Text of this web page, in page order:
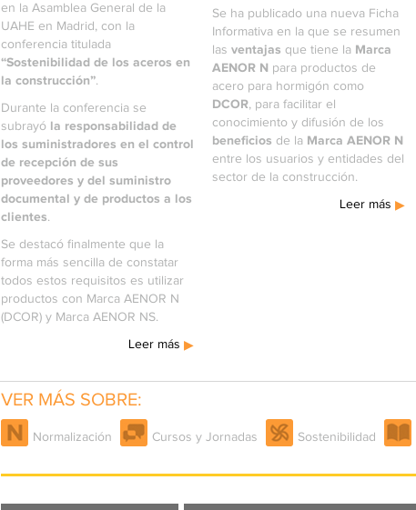
en la Asamblea General de la
UAHE en Madrid, con la
conferencia titulada
“Sostenibilidad de los aceros en
la construcción”.
Durante la conferencia se
subrayó la responsabilidad de
los suministradores en el control
de recepción de sus
proveedores y del suministro
documental y de productos a los
clientes.
Se destacó finalmente que la
forma más sencilla de constatar
todos estos requisitos es utilizar
productos con Marca AENOR N
(DCOR) y Marca AENOR NS.
Leer más
Se ha publicado una nueva Ficha
Informativa en la que se resumen
las ventajas que tiene la Marca
AENOR N para productos de
acero para hormigón como
DCOR, para facilitar el
conocimiento y difusión de los
beneficios de la Marca AENOR N
entre los usuarios y entidades del
sector de la construcción.
Leer más
VER MÁS SOBRE:
Normalización Cursos y Jornadas Sostenibilidad